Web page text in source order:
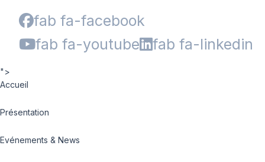
fab fa-facebook
fab fa-youtube
fab fa-linkedin
">
Accueil
Présentation
Evénements & News